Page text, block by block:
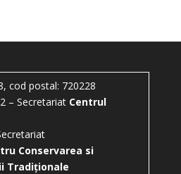
cod postal: 720228
– Secretariat Centrul
Conservarea si
Tradiționale